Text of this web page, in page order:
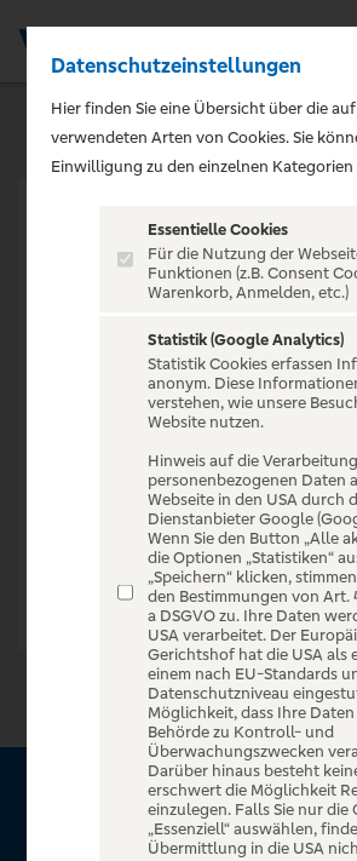
GEFUNDEN
Zur Startseite
Über VR Entertain
Datenschutzeinstellungen
Hier finden Sie eine Übersicht über die
verwendeten Arten von Cookies. Sie
Einwilligung zu den einzelnen
Essentielle Cookies
Für die Nutzung der
Funktionen (z.B. Consent
Warenkorb, Anmelden, etc.)
Statistik (Google Analytics)
Statistik Cookies erfassen
anonym. Diese
verstehen, wie unsere
Website nutzen.
Hinweis auf die
personenbezogenen Daten
Webseite in den USA durch
Dienstanbieter Google
Wenn Sie den Button „Alle
die Optionen „Statistiken“
„Speichern“ klicken,
den Bestimmungen von Art.
a DSGVO zu. Ihre Daten
USA verarbeitet. Der
Gerichtshof hat die USA als
einem nach EU-Standards
Datenschutzniveau
Möglichkeit, dass Ihre
Behörde zu Kontroll- und
Überwachungszwecken
Darüber hinaus besteht
erschwert die Möglichkeit
einzulegen. Falls Sie nur die
„Essenziell“ auswählen,
Übermittlung in die USA